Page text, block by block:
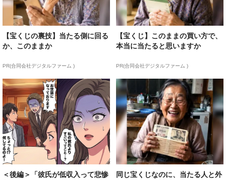
【宝くじの裏技】当たる側に回る
か、このままか
PR(合同会社デジタルファーム )
【宝くじ】このままの買い方で、
本当に当たると思いますか
PR(合同会社デジタルファーム )
＜後編＞「彼氏が低収入って悲惨
同じ宝くじなのに、当たる人と外